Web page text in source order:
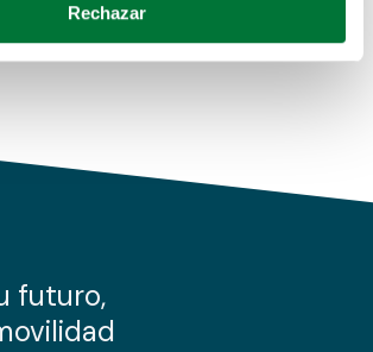
sobre cómo se procesan sus
el uso que haga del sitio web con
de redes sociales, publicidad y análisis
Rechazar
futuro,